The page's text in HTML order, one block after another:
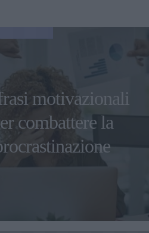
motivazionali
combattere la